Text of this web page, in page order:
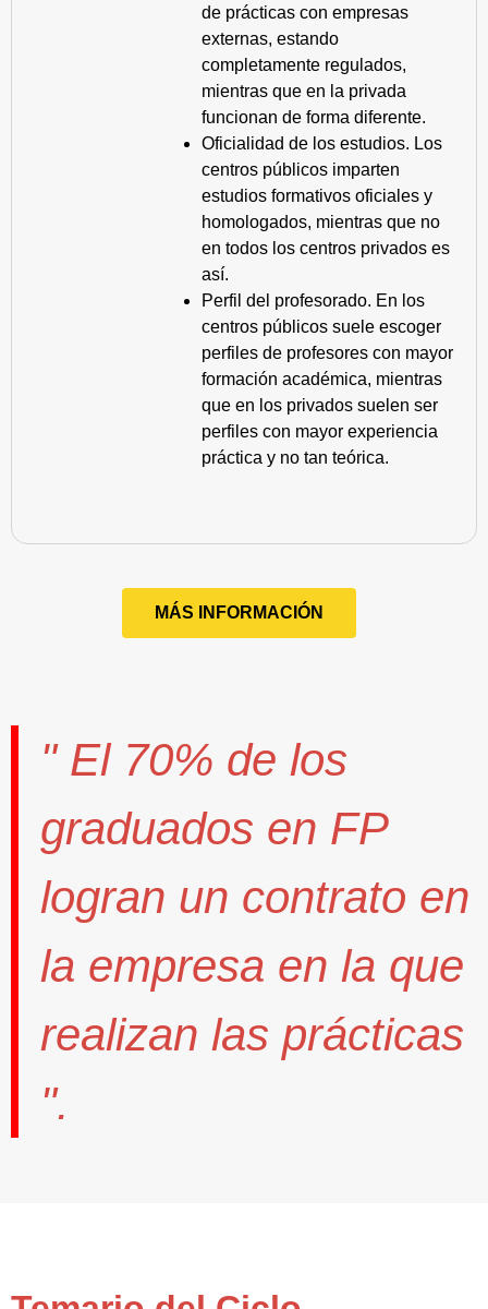
de prácticas con empresas
externas, estando
completamente regulados,
mientras que en la privada
funcionan de forma diferente.
Oficialidad de los estudios. Los
centros públicos imparten
estudios formativos oficiales y
homologados, mientras que no
en todos los centros privados es
así.
Perfil del profesorado. En los
centros públicos suele escoger
perfiles de profesores con mayor
formación académica, mientras
que en los privados suelen ser
perfiles con mayor experiencia
práctica y no tan teórica.
MÁS INFORMACIÓN
" El 70% de los
graduados en FP
logran un contrato en
la empresa en la que
realizan las prácticas
".